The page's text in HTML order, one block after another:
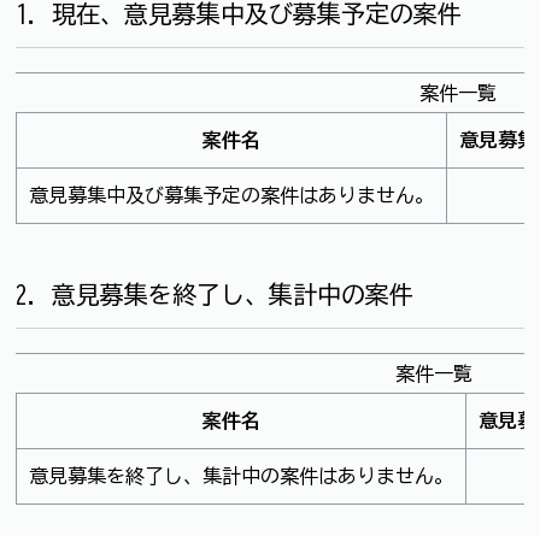
1．現在、意見募集中及び募集予定の案件
案件一覧
案件名 意見募集
意見募集中及び募集予定の案件はありません。
2．意見募集を終了し、集計中の案件
案件一覧
案件名 意見
意見募集を終了し、集計中の案件はありません。